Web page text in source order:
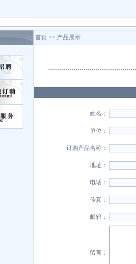
首页 >> 产品展示
姓名：
单位：
订购产品名称：
地址：
电话：
传真：
邮箱：
留言：